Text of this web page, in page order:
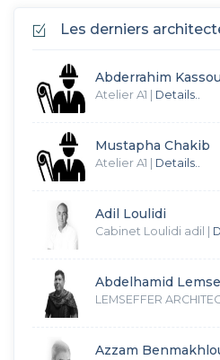
Les derniers
Abderrahim Kassou
Atelier A1 Details..
Mustapha Chakib
Atelier A1 Details..
Adil Loulidi
Cabinet Loulidi adil
Abdelhamid
LEMSEFFER
Azzam